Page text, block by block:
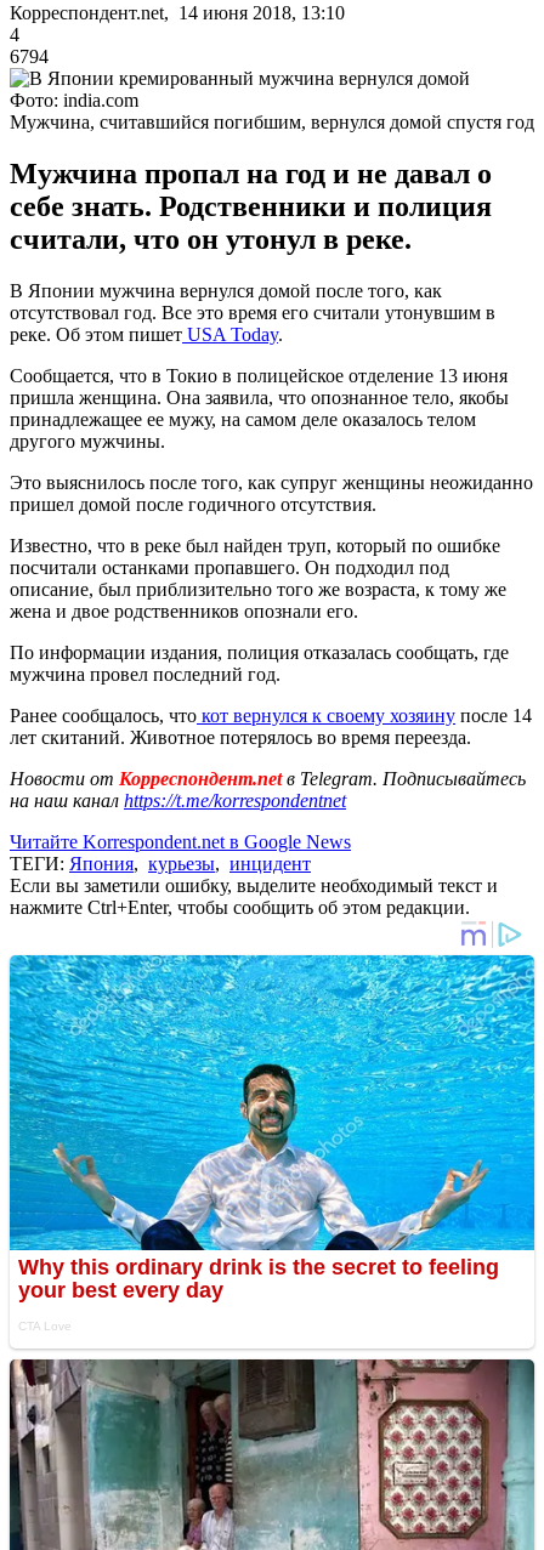
Корреспондент.net, 14 июня 2018, 13:10
4
6794
Фото: india.com
Мужчина, считавшийся погибшим, вернулся домой спустя год
Мужчина пропал на год и не давал о
себе знать. Родственники и полиция
считали, что он утонул в реке.
В Японии мужчина вернулся домой после того, как
отсутствовал год. Все это время его считали утонувшим в
реке. Об этом пишет USA Today.
Сообщается, что в Токио в полицейское отделение 13 июня
пришла женщина. Она заявила, что опознанное тело, якобы
принадлежащее ее мужу, на самом деле оказалось телом
другого мужчины.
Это выяснилось после того, как супруг женщины неожиданно
пришел домой после годичного отсутствия.
Известно, что в реке был найден труп, который по ошибке
посчитали останками пропавшего. Он подходил под
описание, был приблизительно того же возраста, к тому же
жена и двое родственников опознали его.
По информации издания, полиция отказалась сообщать, где
мужчина провел последний год.
Ранее сообщалось, что кот вернулся к своему хозяину после 14
лет скитаний. Животное потерялось во время переезда.
Новости от Корреспондент.netв Telegram. Подписывайтесь
на наш канал https://t.me/korrespondentnet
Читайте Korrespondent.net в Google News
ТЕГИ: Япония, курьезы, инцидент
Если вы заметили ошибку, выделите необходимый текст и
нажмите Ctrl+Enter, чтобы сообщить об этом редакции.